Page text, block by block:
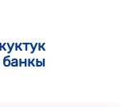
банкы